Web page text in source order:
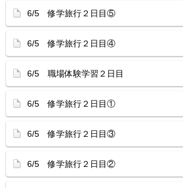
6/5 修学旅行２日目⑤
6/5 修学旅行２日目④
6/5 職場体験学習２日目
6/5 修学旅行２日目①
6/5 修学旅行２日目③
6/5 修学旅行２日目②